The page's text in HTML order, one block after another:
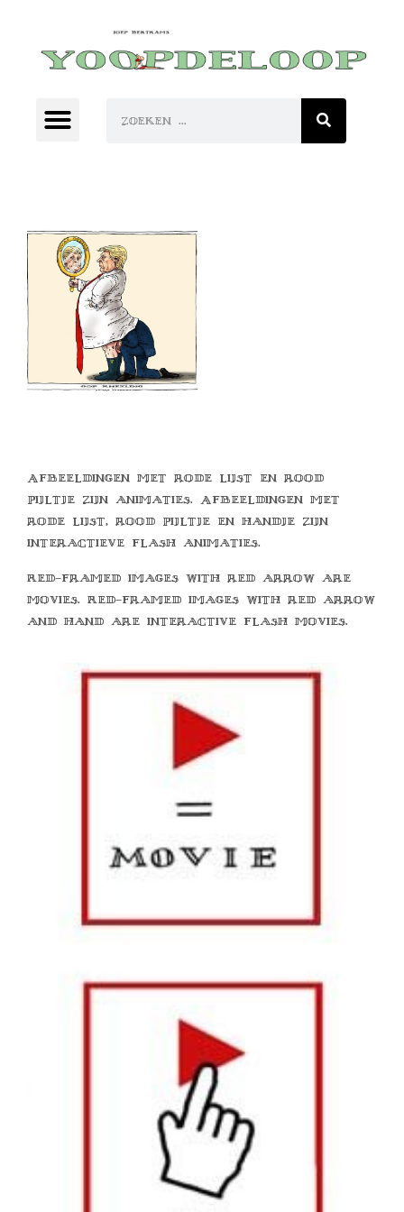
Afbeeldingen met rode lijst en rood
pijltje zijn animaties. Afbeeldingen met
rode lijst, rood pijltje en handje zijn
interactieve flash animaties.
Red-framed images with red arrow are
movies. Red-framed images with red arrow
and hand are interactive flash movies.